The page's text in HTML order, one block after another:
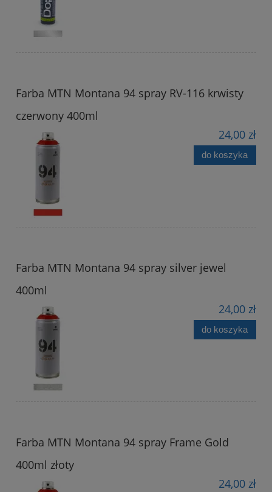
Farba MTN Montana 94 spray RV-116 krwisty
czerwony 400ml
24,00 zł
do koszyka
Farba MTN Montana 94 spray silver jewel
400ml
24,00 zł
do koszyka
Farba MTN Montana 94 spray Frame Gold
400ml złoty
24,00 zł